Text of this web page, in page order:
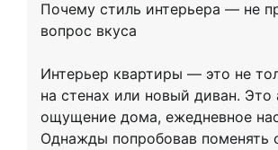
Почему стиль интерьера — не
вопрос вкуса
Интерьер квартиры — это не
на стенах или новый диван. Это
ощущение дома, ежедневное
Однажды попробовав поменять